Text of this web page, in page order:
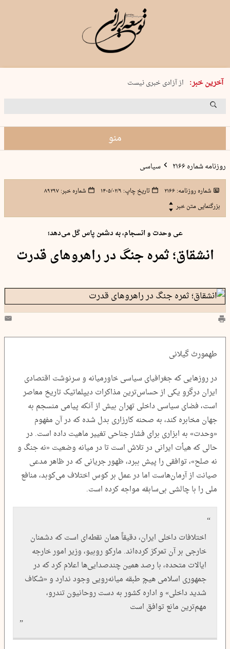
آخرین خبر:
یکشنبه 18 مرداد 1405 شماره 2245
از آزادی خبری نیست
۸۸۸ نفر سال گذشته بر اثر غرق‌شدگی جان …
منو
روزنامه شماره ۲۱۶۶ سیاسی
شماره روزنامه:۲۱۶۶ تاریخ چاپ: ۱۴۰۵/۰۲/۹ شماره خبر:۸۹۲۹۷
بزرگنمایی متن خبر
عی وحدت و انسجام، به دشمن پاس گل می‌دهد؛
انشقاق؛ ثمره جنگ در راهروهای قدرت
طهمورث گیلانی
در روزهایی که جغرافیای سیاسی خاورمیانه و سرنوشت اقتصادی
ایران درگرو یکی از حساس‌ترین مذاکرات دیپلماتیک تاریخ معاصر
است، فضای سیاسی داخلی تهران بیش از آنکه پیامی منسجم به
جهان مخابره کند، به صحنه کارزاری بدل شده که در آن مفهوم
«وحدت» به ابزاری برای فشار جناحی تغییر ماهیت داده است. در
حالی که هیأت ایرانی در تلاش است تا در میانه وضعیت «نه جنگ و
نه صلح»، توافقی را پیش ببرد، ظهور جریانی که در ظاهر مدعی
صیانت از آرمان‌هاست اما در عمل بر کوس اختلاف می‌کوبد، منافع
ملی را با چالشی بی‌سابقه مواجه کرده است.
اختلافات داخلی ایران، دقیقاً همان نقطه‌ای است که دشمنان
خارجی بر آن تمرکز کرده‌اند. مارکو روبیو، وزیر امور خارجه
ایالات متحده، با رصد همین چندصدایی‌ها اعلام کرد که در
جمهوری اسلامی هیچ طبقه میانه‌رویی وجود ندارد و «شکاف
شدید داخلی» و اداره کشور به دست روحانیون تندرو،
مهم‌ترین مانع توافق است